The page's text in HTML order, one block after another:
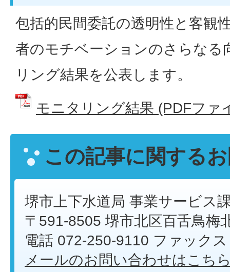
包括的民間委託の透明性と客観
者のモチベーションのさらなる
リング結果を公表します。
モニタリング結果 (PDFファ
この記事に関する
堺市上下水道局 事業サービス
〒591-8505 堺市北区百舌鳥梅
電話 072-250-9110 ファック
メールのお問い合わせはこち